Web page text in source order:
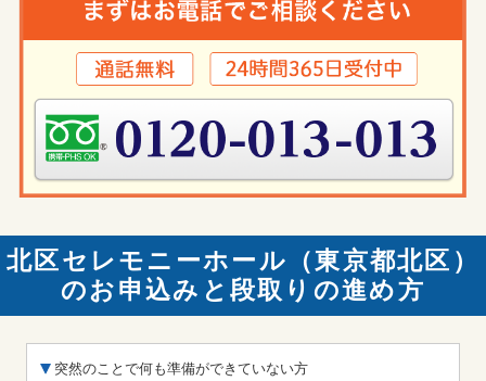
北区セレモニーホール（東京都北区）
のお申込みと段取りの進め方
突然のことで何も準備ができていない方